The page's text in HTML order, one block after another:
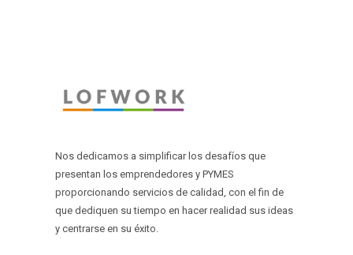
Nos dedicamos a simplificar los desafíos que
presentan los emprendedores y PYMES
proporcionando servicios de calidad, con el fin de
que dediquen su tiempo en hacer realidad sus ideas
y centrarse en su éxito.